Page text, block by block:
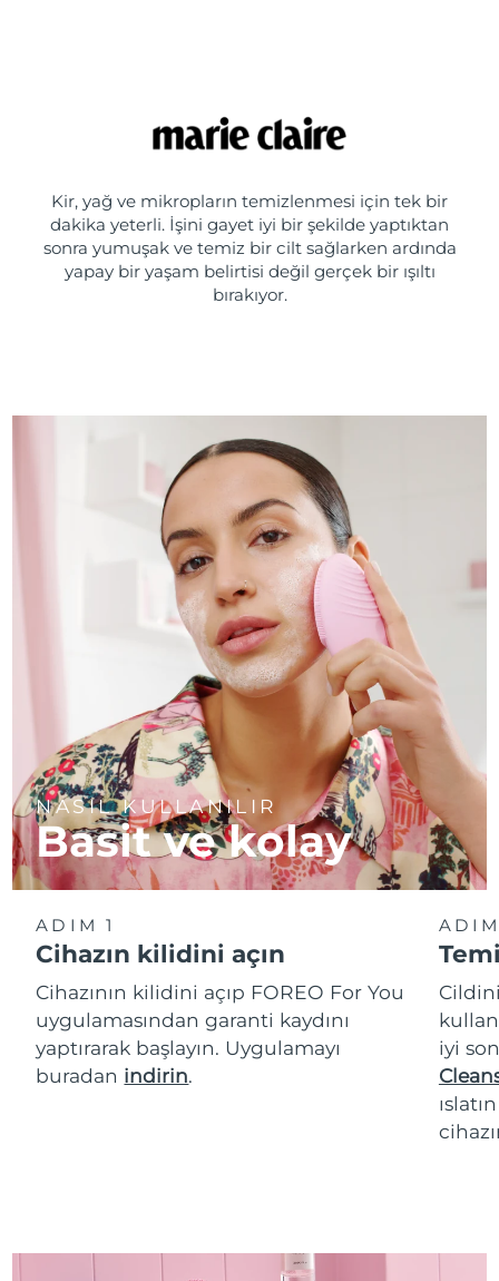
Kir, yağ ve mikropların temizlenmesi için tek bir
dakika yeterli. İşini gayet iyi bir şekilde yaptıktan
sonra yumuşak ve temiz bir cilt sağlarken ardında
yapay bir yaşam belirtisi değil gerçek bir ışıltı
bırakıyor.
NASIL KULLANILIR
Basit ve kolay
ADIM 1
Cihazın kilidini açın
Cihazının kilidini açıp FOREO For You
uygulamasından garanti kaydını
yaptırarak başlayın. Uygulamayı
buradan indirin.
iyi